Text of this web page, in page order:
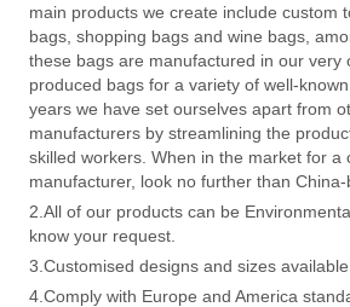
main products we create include custom
bags, shopping bags and wine bags,
these bags are manufactured in our very
produced bags for a variety of well-
years we have set ourselves apart from
manufacturers by streamlining the
skilled workers. When in the market for a
manufacturer, look no further than China-
2.All of our products can be
know your request.
3.Customised designs and sizes available
4.Comply with Europe and America